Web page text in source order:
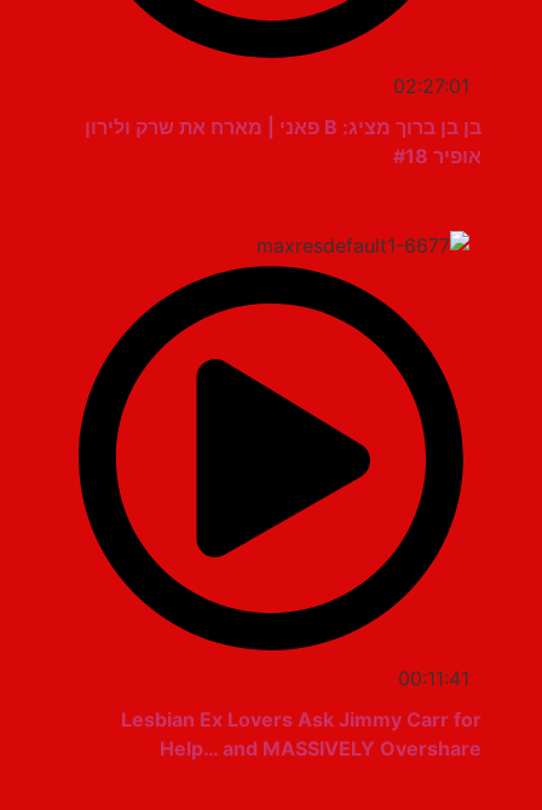
02:27:01
בן בן ברוך מציג: B פאני | מארח את שרק ולירון
00:11:41
Lesbian Ex Lovers Ask Jimmy Carr for
Help… and MASSIVELY Overshare